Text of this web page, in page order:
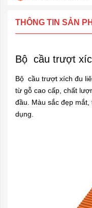
THÔNG TIN SẢN
Bộ cầu trượt
Bộ cầu trượt xích đu
từ gỗ cao cấp, chất
đầu. Màu sắc đẹp
dụng.